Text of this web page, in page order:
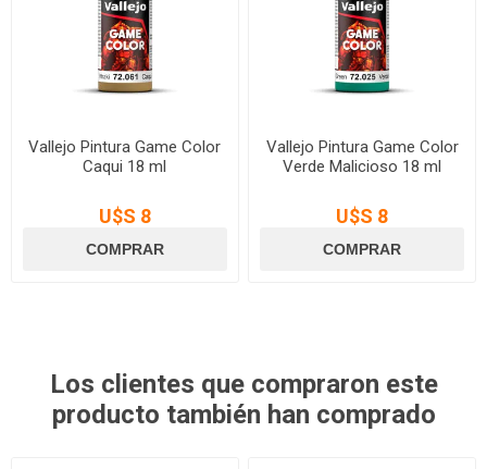
Vallejo Pintura Game Color
Caqui 18 ml
U$S 8
Vallejo Pintura Game Color
Verde Malicioso 18 ml
U$S 8
Los clientes que compraron este
producto también han comprado